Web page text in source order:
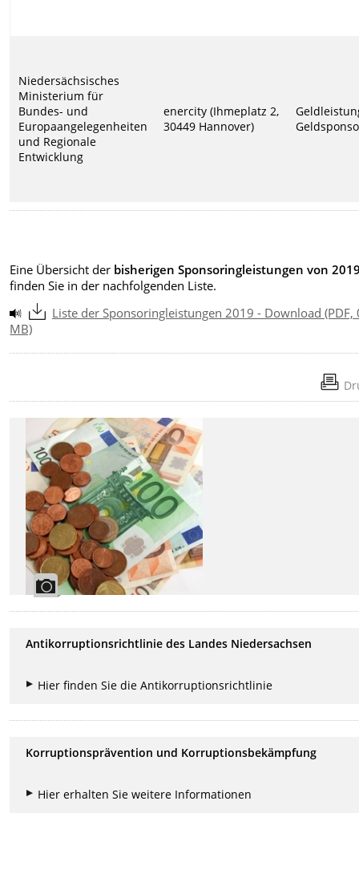
Niedersächsisches
Ministerium für
Bundes- und
Europaangelegenheiten
und Regionale
Entwicklung
enercity (Ihmeplatz 2,
30449 Hannover)
Eine Übersicht der bisherigen Sponsoringleistungen von
finden Sie in der nachfolgenden Liste.
Liste der Sponsoringleistungen 2019 - Download (PDF,
MB)
Antikorruptionsrichtlinie des Landes Niedersachsen
Hier finden Sie die Antikorruptionsrichtlinie
Korruptionsprävention und Korruptionsbekämpfung
Hier erhalten Sie weitere Informationen